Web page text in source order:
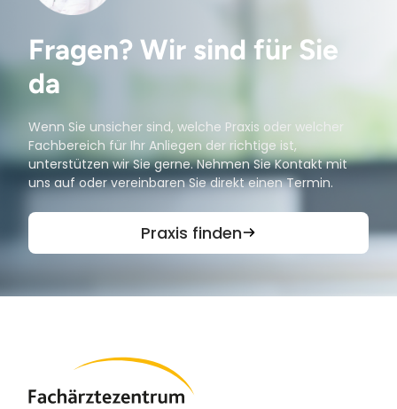
Fragen? Wir sind für Sie
da
Wenn Sie unsicher sind, welche Praxis oder welcher
Fachbereich für Ihr Anliegen der richtige ist,
unterstützen wir Sie gerne. Nehmen Sie Kontakt mit
uns auf oder vereinbaren Sie direkt einen Termin.
Praxis finden